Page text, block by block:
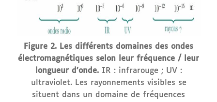
Figure 2. Les différents domaines des ondes
électromagnétiques selon leur fréquence / leur
longueur d’onde.IR : infrarouge ; UV :
ultraviolet. Les rayonnements visibles se
situent dans un domaine de fréquences